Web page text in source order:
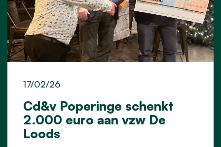
Cd&v Poperinge schenkt
2.000 euro aan vzw De
Loods
17/02/26